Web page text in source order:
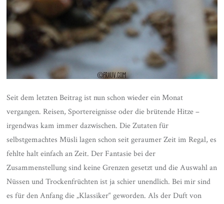
Seit dem letzten Beitrag ist nun schon wieder ein Monat
vergangen. Reisen, Sportereignisse oder die brütende Hitze –
irgendwas kam immer dazwischen. Die Zutaten für
selbstgemachtes Müsli lagen schon seit geraumer Zeit im Regal, es
fehlte halt einfach an Zeit. Der Fantasie bei der
Zusammenstellung sind keine Grenzen gesetzt und die Auswahl an
Nüssen und Trockenfrüchten ist ja schier unendlich. Bei mir sind
es für den Anfang die „Klassiker“ geworden. Als der Duft von